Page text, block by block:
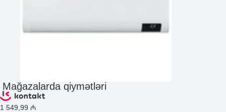
Mağazalarda qiymətləri
1 549 ,99 ₼